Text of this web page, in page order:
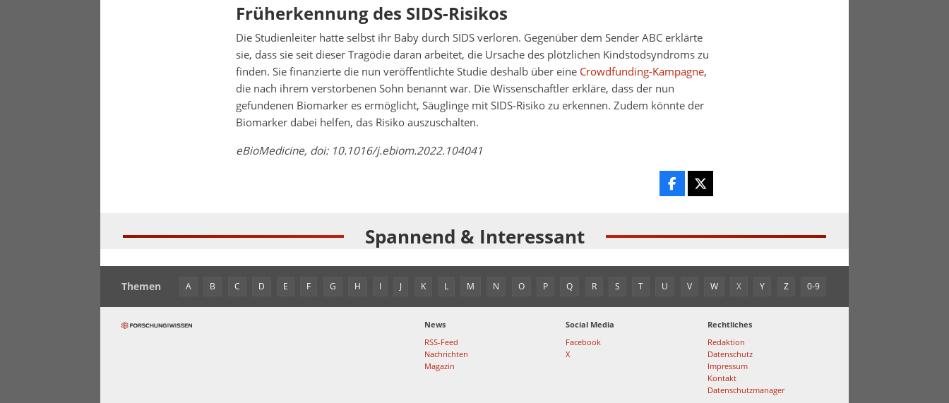
Früherkennung des SIDS-Risikos
Die Studienleiter hatte selbst ihr Baby durch SIDS verloren. Gegenüber dem Sender ABC erklärte
sie, dass sie seit dieser Tragödie daran arbeitet, die Ursache des plötzlichen Kindstodsyndroms zu
finden. Sie finanzierte die nun veröffentlichte Studie deshalb über eine Crowdfunding-Kampagne,
die nach ihrem verstorbenen Sohn benannt war. Die Wissenschaftler erkläre, dass der nun
gefundenen Biomarker es ermöglicht, Säuglinge mit SIDS-Risiko zu erkennen. Zudem könnte der
Biomarker dabei helfen, das Risiko auszuschalten.
eBioMedicine, doi: 10.1016/j.ebiom.2022.104041
Spannend & Interessant
Themen A B C D E F G H I J K L M N O P Q R S T U V W X Y Z 0-9
News
RSS-Feed
Nachrichten
Magazin
Social Media
Facebook
X
Rechtliches
Redaktion
Datenschutz
Impressum
Kontakt
Datenschutzmanager